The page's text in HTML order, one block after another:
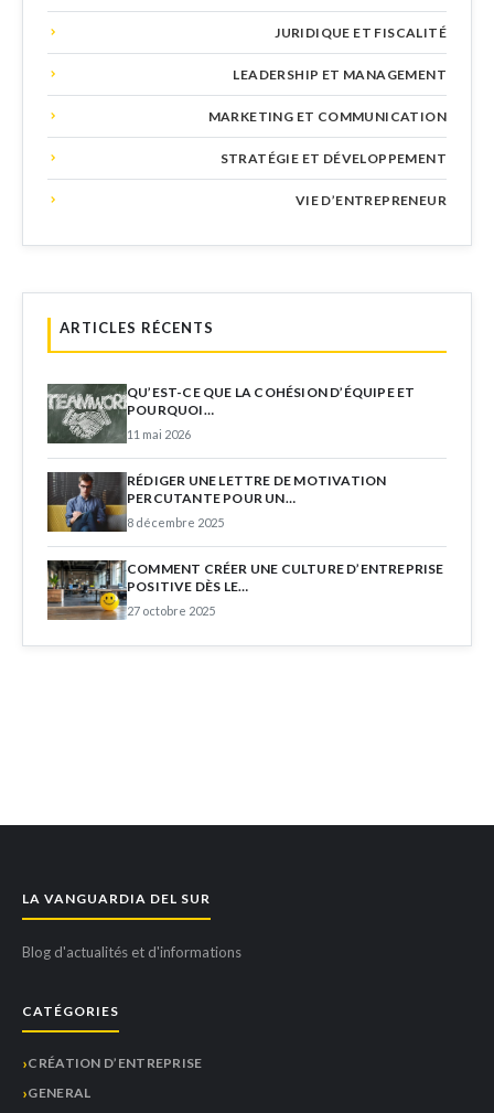
JURIDIQUE ET FISCALITÉ
LEADERSHIP ET MANAGEMENT
MARKETING ET COMMUNICATION
STRATÉGIE ET DÉVELOPPEMENT
VIE D’ENTREPRENEUR
ARTICLES RÉCENTS
QU’EST-CE QUE LA COHÉSION D’ÉQUIPE ET
POURQUOI…
11 mai 2026
RÉDIGER UNE LETTRE DE MOTIVATION
PERCUTANTE POUR UN…
8 décembre 2025
COMMENT CRÉER UNE CULTURE D’ENTREPRISE
POSITIVE DÈS LE…
27 octobre 2025
LA VANGUARDIA DEL SUR
Blog d'actualités et d'informations
CATÉGORIES
CRÉATION D’ENTREPRISE
GENERAL